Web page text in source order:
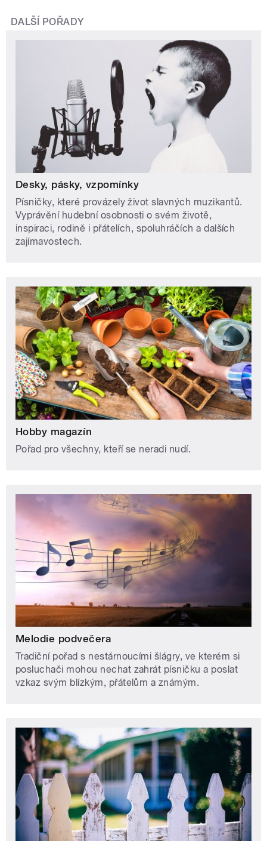
DALŠÍ POŘADY
Desky, pásky, vzpomínky
Písničky, které provázely život slavných muzikantů.
Vyprávění hudební osobnosti o svém životě,
inspiraci, rodině i přátelích, spoluhráčích a dalších
zajímavostech.
Hobby magazín
Pořad pro všechny, kteří se neradi nudí.
Melodie podvečera
Tradiční pořad s nestárnoucími šlágry, ve kterém si
posluchači mohou nechat zahrát písničku a poslat
vzkaz svým blízkým, přátelům a známým.